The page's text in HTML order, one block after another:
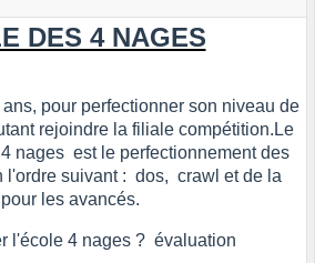
DES 4 NAGES
ans, pour perfectionner son niveau de
rejoindre la filiale compétition.Le
nages est le perfectionnement des
l'ordre suivant : dos, crawl et de la
les avancés.
l'école 4 nages ? évaluation